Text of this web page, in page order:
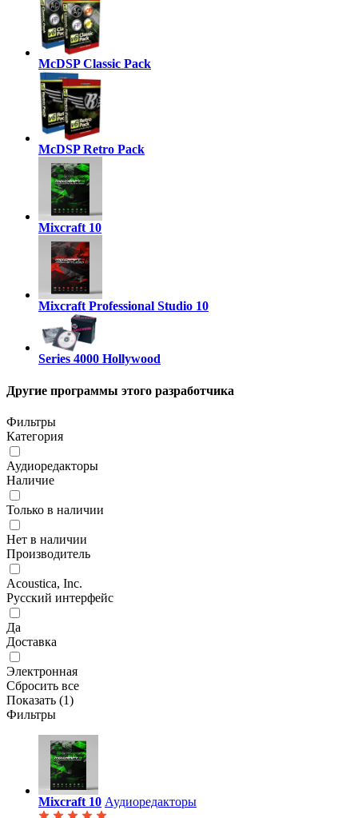
McDSP Classic Pack
McDSP Retro Pack
Mixcraft 10
Mixcraft Professional Studio 10
Series 4000 Hollywood
Другие программы этого разработчика
Фильтры
Категория
Аудиоредакторы
Наличие
Только в наличии
Нет в наличии
Производитель
Acoustica, Inc.
Русский интерфейс
Да
Доставка
Электронная
Сбросить все
Показать (1)
Фильтры
Mixcraft 10 Аудиоредакторы